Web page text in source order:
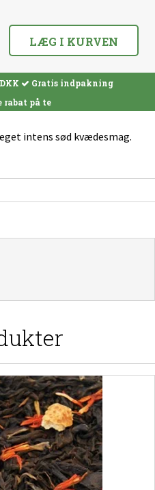
LÆG I KURVEN
Gratis indpakning
rabat på te
intens sød kvædesmag.